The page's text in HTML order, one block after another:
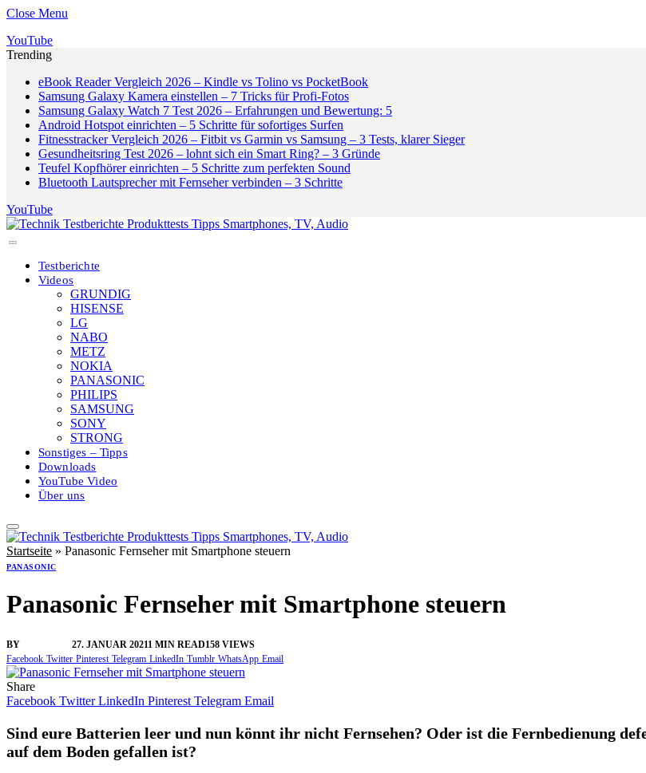
Close Menu
YouTube
Trending
eBook Reader Vergleich 2026 – Kindle vs Tolino vs PocketBook
Samsung Galaxy Kamera einstellen – 7 Tricks für Profi-Fotos
Samsung Galaxy Watch 7 Test 2026 – Erfahrungen und Bewertung: 5
Android Hotspot einrichten – 5 Schritte für sofortiges Surfen
Fitnesstracker Vergleich 2026 – Fitbit vs Garmin vs Samsung – 3 Tests, klarer Sieger
Gesundheitsring Test 2026 – lohnt sich ein Smart Ring? – 3 Gründe
Teufel Kopfhörer einrichten – 5 Schritte zum perfekten Sound
Bluetooth Lautsprecher mit Fernseher verbinden – 3 Schritte
YouTube
Testberichte
Videos
GRUNDIG
HISENSE
LG
NABO
METZ
NOKIA
PANASONIC
PHILIPS
SAMSUNG
SONY
STRONG
Sonstiges – Tipps
Downloads
YouTube Video
Über uns
Startseite » Panasonic Fernseher mit Smartphone steuern
PANASONIC
Panasonic Fernseher mit Smartphone steuern
BY 27. JANUAR 20211 MIN READ158 VIEWS
Facebook Twitter Pinterest Telegram LinkedIn Tumblr WhatsApp Email
Share
Facebook Twitter LinkedIn Pinterest Telegram Email
Sind eure Batterien leer und nun könnt ihr nicht Fernsehen? Oder ist die Fernbedienung
auf dem Boden gefallen ist?